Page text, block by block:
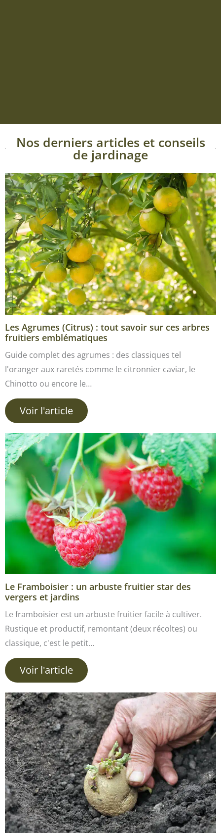
Nos derniers articles et conseils
de jardinage
Les Agrumes (Citrus) : tout savoir sur ces arbres
fruitiers emblématiques
Guide complet des agrumes : des classiques tel
l'oranger aux raretés comme le citronnier caviar, le
Chinotto ou encore le…
Voir l'article
Le Framboisier : un arbuste fruitier star des
vergers et jardins
Le framboisier est un arbuste fruitier facile à cultiver.
Rustique et productif, remontant (deux récoltes) ou
classique, c'est le petit…
Voir l'article